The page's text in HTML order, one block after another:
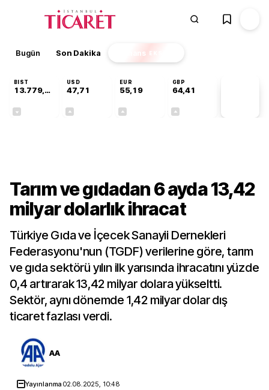
Bugün Son Dakika Finans EKSTRA
BIST
13.779,39
USD
47,71
EUR
55,19
GBP
64,41
Tarım ve gıdadan 6 ayda 13,42
milyar dolarlık ihracat
Türkiye Gıda ve İçecek Sanayii Dernekleri
Federasyonu'nun (TGDF) verilerine göre, tarım
ve gıda sektörü yılın ilk yarısında ihracatını yüzde
0,4 artırarak 13,42 milyar dolara yükseltti.
Sektör, aynı dönemde 1,42 milyar dolar dış
ticaret fazlası verdi.
AA
Yayınlanma02.08.2025, 10:48